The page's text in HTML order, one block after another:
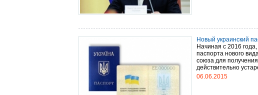
Новый украинский
Начиная с 2016
паспорта нового
союза для
действительно
06.06.2015